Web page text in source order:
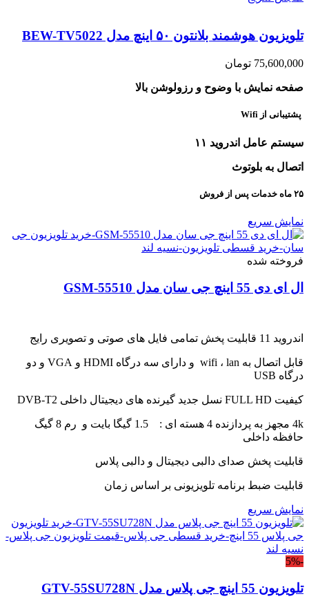
تلویزیون هوشمند بلانتون ۵۰ اینچ مدل BEW-TV5022
75,600,000 تومان
صفحه نمایش با وضوح و رزولوشن بالا
پشتیبانی از Wifi
سیستم عامل اندروید ۱۱
اتصال به بلوتوث
۲۵ ماه خدمات پس از فروش
نمایش سریع
فروخته شده
ال ای دی 55 اینچ جی سان مدل GSM-55510
اندروید 11 قابلیت پخش تمامی فایل های صوتی و تصویری رایج
قابل اتصال به wifi ، lan و دارای سه درگاه HDMI و VGA و دو
درگاه USB
کیفیت FULL HD نسل جدید گیرنده های دیجیتال داخلی DVB-T2
4k مجهز به پردازنده 4 هسته ای : 1.5 گیگا بایت و رم 8 گیگ
حافظه داخلی
قابلیت پخش صدای دالبی دیجیتال و دالبی پلاس
قابلیت ضبط برنامه تلویزیونی بر اساس زمان
نمایش سریع
-5%
تلویزیون 55 اینچ جی پلاس مدل GTV-55SU728N